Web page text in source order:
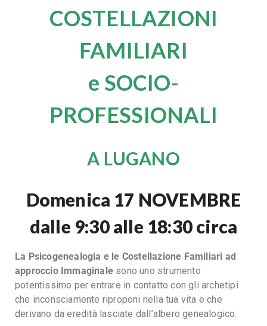
COSTELLAZIONI
FAMILIARI
e SOCIO-
PROFESSIONALI
A LUGANO
Domenica 17 NOVEMBRE
dalle 9:30 alle 18:30 circa
La Psicogenealogia e le Costellazione Familiari ad
approccio Immaginale sono uno strumento
potentissimo per entrare in contatto con gli archetipi
che inconsciamente riproponi nella tua vita e che
derivano da eredità lasciate dall’albero genealogico.